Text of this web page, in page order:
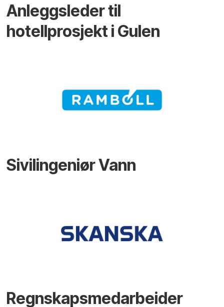
Anleggsleder til
hotellprosjekt i Gulen
Sivilingeniør Vann
Regnskapsmedarbeider